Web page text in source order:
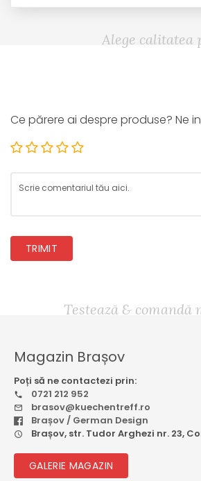
Alege calitatea
Ce părere ai despre produse? Ne
TRIMIT
Testează & comandă
Magazin Brașov
Poți să ne contactezi prin:
0721 212 952
brasov@kuechentreff.ro
Brașov / German Design
Brașov, str. Tudor Arghezi nr. 23,
GALERIE MAGAZIN